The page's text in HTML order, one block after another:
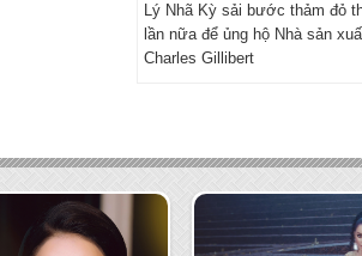
Lý Nhã Kỳ sải bước thảm đỏ
lần nữa để ủng hộ Nhà sản
Charles Gillibert